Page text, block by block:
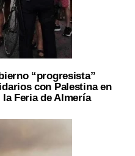
“progresista”
con Palestina en
Feria de Almería